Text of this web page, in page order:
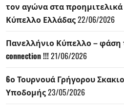
τον αγώνα στα
Κύπελλο Ελλάδας22/06/2026
Πανελλήνιο Κύπελλο – φάση
connection !!!21/06/2026
6ο Τουρνουά Γρήγορου
Υποδομής23/05/2026